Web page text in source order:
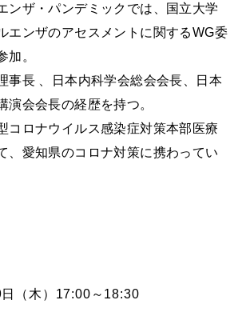
ンザ・パンデミックでは、国立大学
エンザのアセスメントに関するWG委
加。
事長 、日本内科学会総会会長、日本
演会会長の経歴を持つ。
コロナウイルス感染症対策本部医療
、愛知県のコロナ対策に携わってい
（木）17:00～18:30